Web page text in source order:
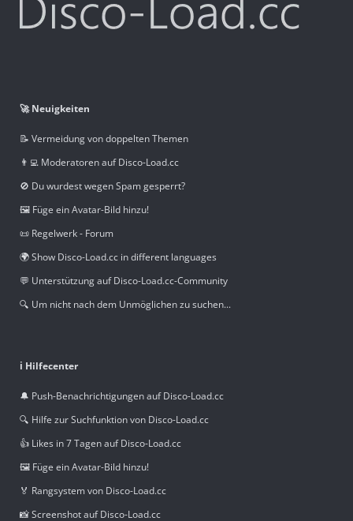
🚀 Neuigkeiten
📝 Vermeidung von doppelten Themen
👨‍💻 Moderatoren auf Disco-Load.cc
🚫 Du wurdest wegen Spam gesperrt?
🖼️ Füge ein Avatar-Bild hinzu!
📜 Regelwerk - Forum
🌍 Show Disco-Load.cc in different languages
💬 Unterstützung auf Disco-Load.cc-Community
🔍 Um nicht nach dem Unmöglichen zu suchen...
ℹ️ Hilfecenter
🔔 Push-Benachrichtigungen auf Disco-Load.cc
🔍 Hilfe zur Suchfunktion von Disco-Load.cc
👍 Likes in 7 Tagen auf Disco-Load.cc
🖼️ Füge ein Avatar-Bild hinzu!
🏅 Rangsystem von Disco-Load.cc
📸 Screenshot auf Disco-Load.cc